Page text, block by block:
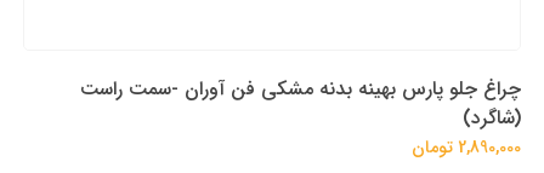
چراغ جلو پارس بهینه بدنه مشکی فن آوران -سمت راست
(شاگرد)
2,890,000 تومان